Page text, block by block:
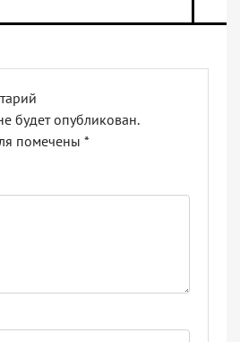
будет опубликован.
помечены *